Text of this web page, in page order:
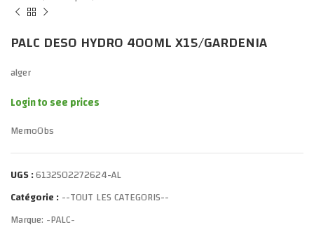
PALC DESO HYDRO 400ML X15/GARDENIA
alger
Login to see prices
MemoObs
UGS :6132502272624-AL
Catégorie :--TOUT LES CATEGORIS--
Marque: -PALC-